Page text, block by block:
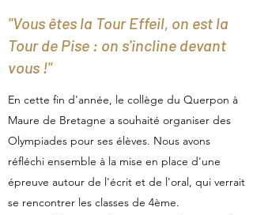
"Vous êtes la Tour Effeil, on est la
Tour de Pise : on s'incline devant
vous !"
En cette fin d'année, le collège du Querpon à
Maure de Bretagne a souhaité organiser des
Olympiades pour ses élèves. Nous avons
réfléchi ensemble à la mise en place d'une
épreuve autour de l'écrit et de l'oral, qui verrait
se rencontrer les classes de 4ème.